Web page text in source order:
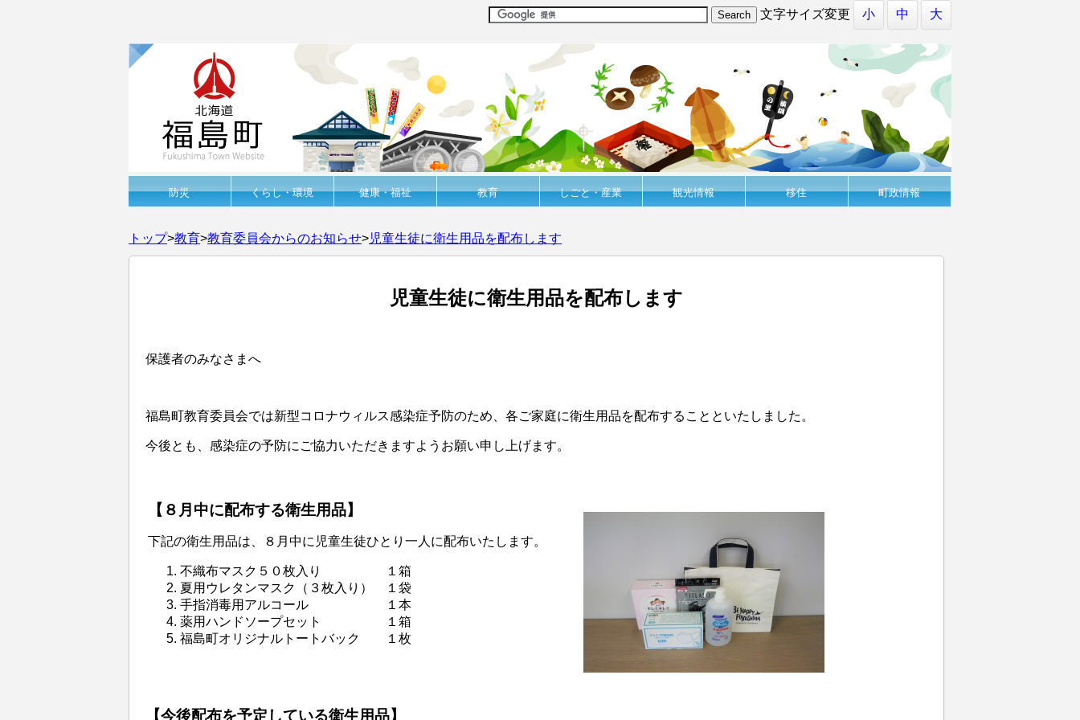
文字サイズ変更 小 中 大
防災 くらし・環境 健康・福祉 教育 しごと・産業 観光情報 移住 町政情報
トップ>教育>教育委員会からのお知らせ>児童生徒に衛生用品を配布します
児童生徒に衛生用品を配布します
保護者のみなさまへ
福島町教育委員会では新型コロナウィルス感染症予防のため、各ご家庭に衛生用品を配布することといたしました。
今後とも、感染症の予防にご協力いただきますようお願い申し上げます。
【８月中に配布する衛生用品】
下記の衛生用品は、８月中に児童生徒ひとり一人に配布いたします。
不織布マスク５０枚入り １箱
夏用ウレタンマスク（３枚入り） １袋
手指消毒用アルコール １本
薬用ハンドソープセット １箱
福島町オリジナルトートバック １枚
【今後配布を予定している衛生用品】